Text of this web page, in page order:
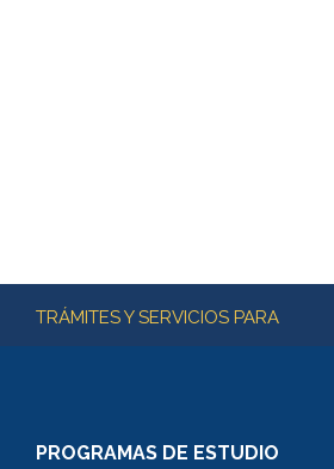
Más información
TRÁMITES Y SERVICIOS PARA
PROGRAMAS DE ESTUDIO